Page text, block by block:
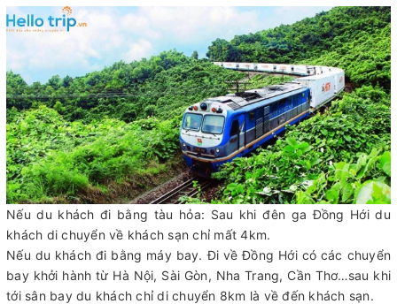
Nếu du khách đi bằng tàu hỏa: Sau khi đên ga Đồng Hới du
khách di chuyển về khách sạn chỉ mất 4km.
Nếu du khách đi bằng máy bay. Đi về Đồng Hới có các chuyển
bay khởi hành từ Hà Nội, Sài Gòn, Nha Trang, Cần Thơ…sau khi
tới sân bay du khách chỉ di chuyển 8km là về đến khách sạn.